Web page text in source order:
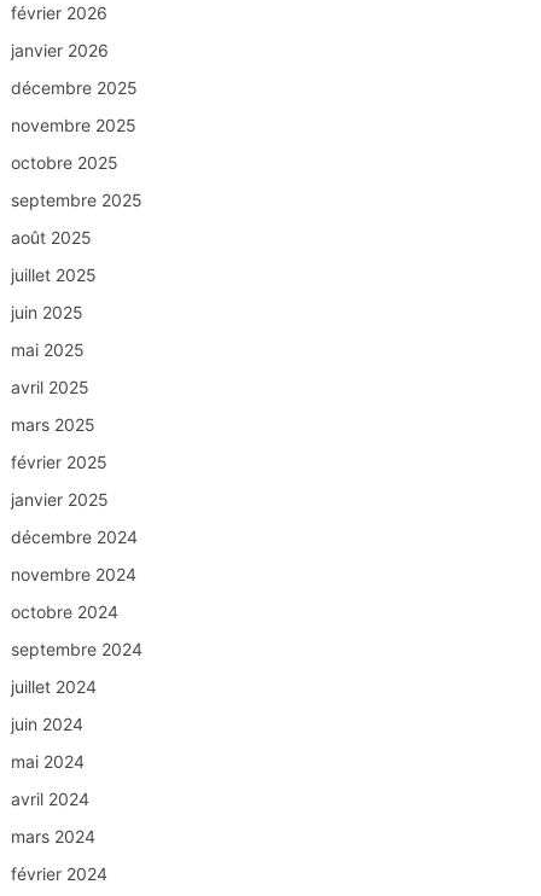
février 2026
janvier 2026
décembre 2025
novembre 2025
octobre 2025
septembre 2025
août 2025
juillet 2025
juin 2025
mai 2025
avril 2025
mars 2025
février 2025
janvier 2025
décembre 2024
novembre 2024
octobre 2024
septembre 2024
juillet 2024
juin 2024
mai 2024
avril 2024
mars 2024
février 2024